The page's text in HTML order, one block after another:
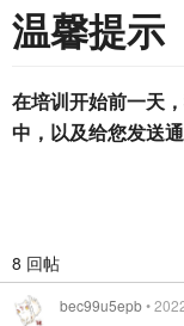
温馨提示
在培训开始前一天
中，以及给您发送
8 回帖
bec99u5epb•